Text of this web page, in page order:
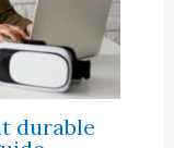
durable